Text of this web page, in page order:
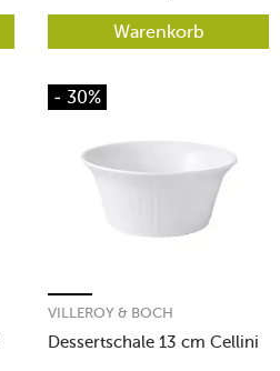
Warenkorb
- 30%
Dessertschale 13 cm Cellini
VILLEROY & BOCH